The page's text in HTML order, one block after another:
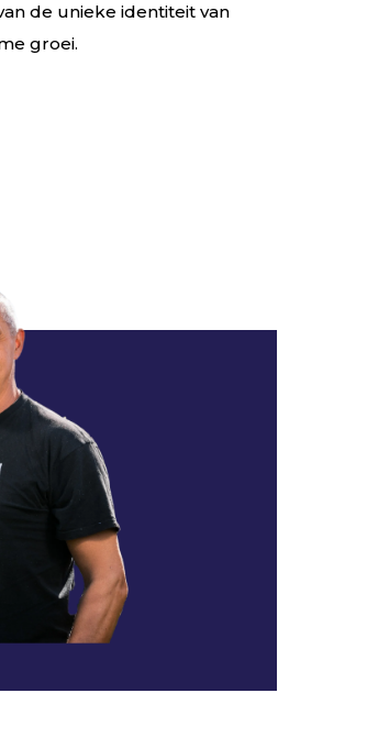
de unieke identiteit van
groei.